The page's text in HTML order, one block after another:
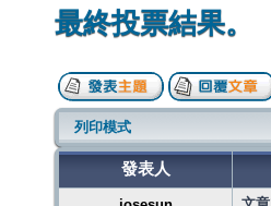
最終投票結果。
列印模式
發表人